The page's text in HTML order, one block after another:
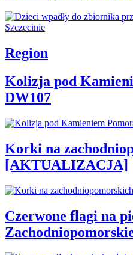
Region
Kolizja pod
DW107
Korki na
[AKTUALIZACJA]
Czerwone flagi na